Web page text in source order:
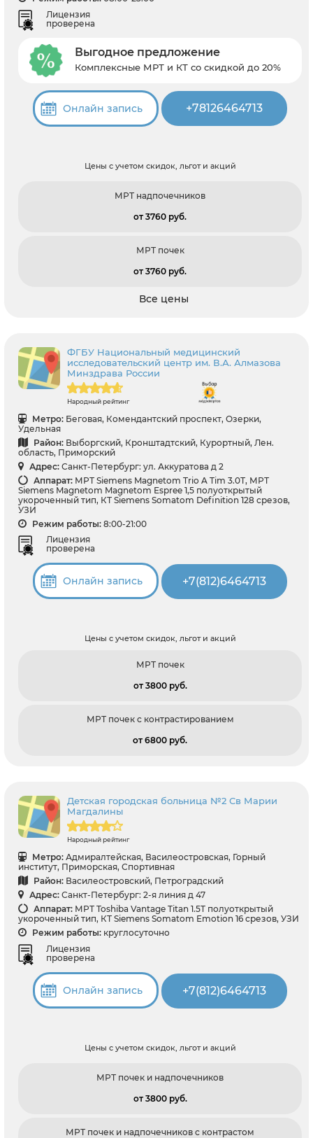
Лицензия
проверена
Выгодное предложение
Комплексные МРТ и КТ со скидкой до 20%
Онлайн запись +78126464713
Цены с учетом скидок, льгот и акций
МРТ надпочечников
от 3760 pуб.
МРТ почек
от 3760 pуб.
Все цены
ФГБУ Национальный медицинский
исследовательский центр им. В.А. Алмазова
Минздрава России
Народный рейтинг
Метро: Беговая, Комендантский проспект, Озерки,
Удельная
Район: Выборгский, Кронштадтский, Курортный, Лен.
область, Приморский
Адрес: Санкт-Петербург: ул. Аккуратова д 2
Аппарат: МРТ Siemens Magnetom Trio A Tim 3.0Т, МРТ
Siemens Magnetom Magnetom Espree 1,5 полуоткрытый
укороченный тип, КТ Siemens Somatom Definition 128 срезов,
УЗИ
Режим работы: 8:00-21:00
Лицензия
проверена
Онлайн запись +7(812)6464713
Цены с учетом скидок, льгот и акций
МРТ почек
от 3800 pуб.
МРТ почек с контрастированием
от 6800 pуб.
Детская городская больница №2 Св Марии
Магдалины
Народный рейтинг
Метро: Адмиралтейская, Василеостровская, Горный
институт, Приморская, Спортивная
Район: Василеостровский, Петроградский
Адрес: Санкт-Петербург: 2-я линия д 47
Аппарат: МРТ Toshiba Vantage Titan 1.5T полуоткрытый
укороченный тип, КТ Siemens Somatom Emotion 16 срезов, УЗИ
Режим работы: круглосуточно
Лицензия
проверена
Онлайн запись +7(812)6464713
Цены с учетом скидок, льгот и акций
МРТ почек и надпочечников
от 3800 pуб.
МРТ почек и надпочечников с контрастом